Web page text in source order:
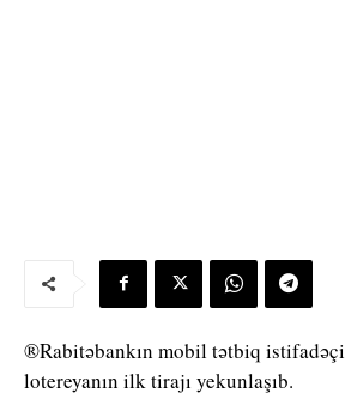
®Rabitəbankın mobil tətbiq
lotereyanın ilk tirajı yekunlaşıb.